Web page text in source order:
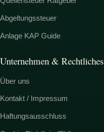
Abgeltungssteuer
Anlage KAP Guide
Unternehmen & Rechtliches
Über uns
Kontakt / Impressum
Haftungsausschluss